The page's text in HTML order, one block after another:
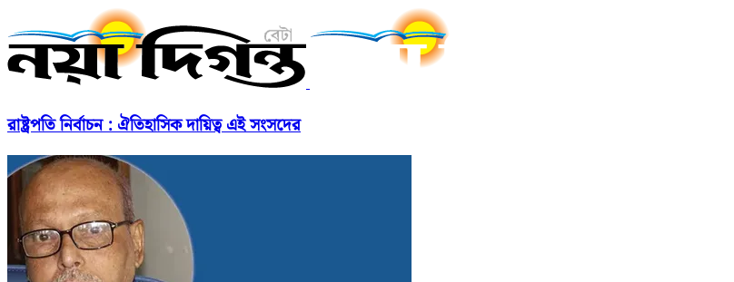
রাষ্ট্রপতি নির্বাচন : ঐতিহাসিক দায়িত্ব এই সংসদের